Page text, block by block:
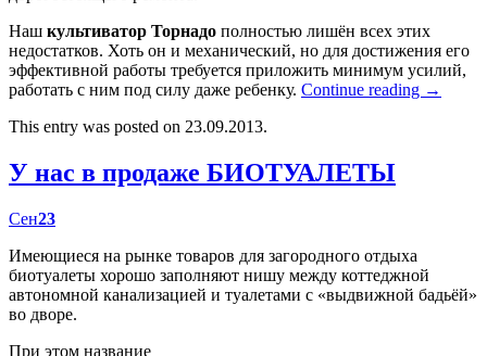
Наш культиватор Торнадо полностью лишён всех этих
недостатков. Хоть он и механический, но для достижения его
эффективной работы требуется приложить минимум усилий,
работать с ним под силу даже ребенку. Continue reading →
This entry was posted on 23.09.2013.
У нас в продаже БИОТУАЛЕТЫ
Сен23
Имеющиеся на рынке товаров для загородного отдыха
биотуалеты хорошо заполняют нишу между коттеджной
автономной канализацией и туалетами с «выдвижной бадьёй»
во дворе.
При этом название